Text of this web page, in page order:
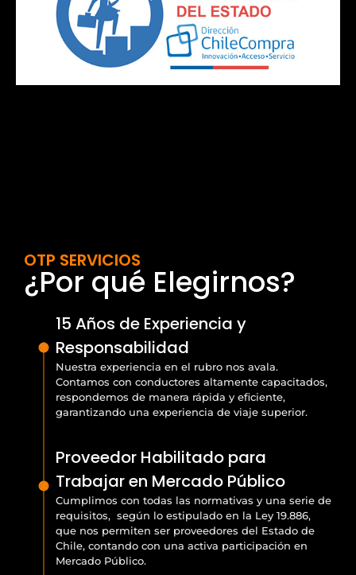
OTP SERVICIOS
¿Por qué Elegirnos?
15 Años de Experiencia y
Responsabilidad
Nuestra experiencia en el rubro nos avala.
Contamos con conductores altamente capacitados,
respondemos de manera rápida y eficiente,
garantizando una experiencia de viaje superior.
Proveedor Habilitado para
Trabajar en Mercado Público
Cumplimos con todas las normativas y una serie de
requisitos, según lo estipulado en la Ley 19.886,
que nos permiten ser proveedores del Estado de
Chile, contando con una activa participación en
Mercado Público.